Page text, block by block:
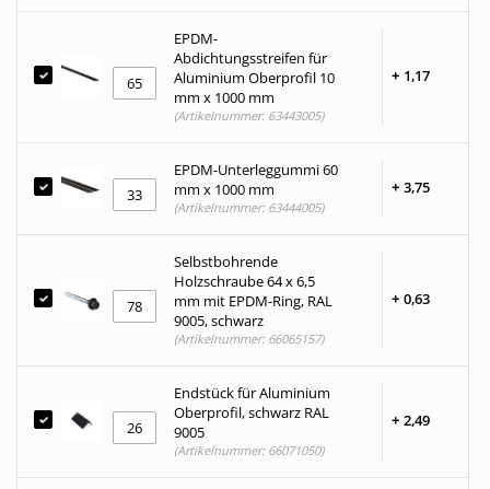
EPDM-
Abdichtungsstreifen für
Aluminium Oberprofil 10
mm x 1000 mm
+ 1,17
(Artikelnummer: 63443005)
EPDM-Unterleggummi 60
mm x 1000 mm
+ 3,75
(Artikelnummer: 63444005)
Selbstbohrende
Holzschraube 64 x 6,5
mm mit EPDM-Ring, RAL
9005, schwarz
+ 0,63
(Artikelnummer: 66065157)
Endstück für Aluminium
Oberprofil, schwarz RAL
9005
+ 2,49
(Artikelnummer: 66071050)